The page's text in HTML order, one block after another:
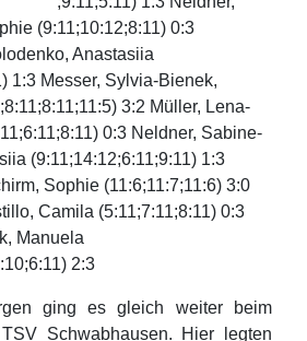
(9:11;10:12;8:11) 0:3
Anastasiia
1:3 Messer, Sylvia-Bienek,
3:2 Müller, Lena-
0:3 Neldner, Sabine-
(9:11;14:12;6:11;9:11) 1:3
Sophie (11:6;11:7;11:6) 3:0
Camila (5:11;7:11;8:11) 0:3
Manuela
2:3
ging es gleich weiter beim
Schwabhausen. Hier legten